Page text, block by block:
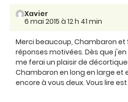
Xavier
6 mai 2015 à 12 h 41 min
Merci beaucoup, Chambaron et
réponses motivées. Dès que
me ferai un plaisir de
Chambaron en long en large et
encore à vous deux. Vous lire